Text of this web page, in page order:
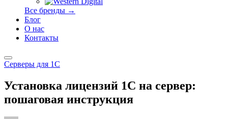
Все бренды →
Блог
О нас
Контакты
Серверы для 1С
Установка лицензий 1С на сервер:
пошаговая инструкция